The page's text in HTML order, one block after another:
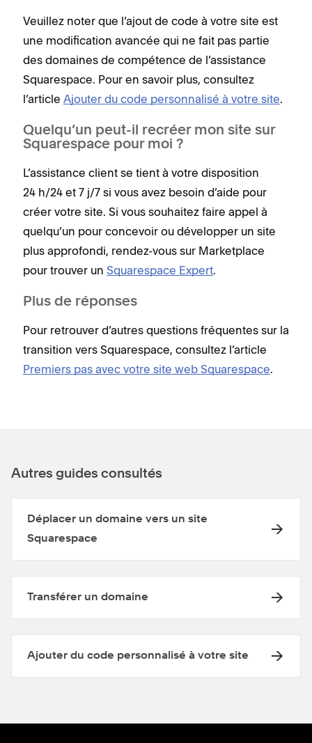
Veuillez noter que l’ajout de code à votre site est
une modification avancée qui ne fait pas partie
des domaines de compétence de l’assistance
Squarespace. Pour en savoir plus, consultez
l’article Ajouter du code personnalisé à votre site.
Quelqu’un peut-il recréer mon site sur
Squarespace pour moi ?
L’assistance client se tient à votre disposition
24 h/24 et 7 j/7 si vous avez besoin d’aide pour
créer votre site. Si vous souhaitez faire appel à
quelqu’un pour concevoir ou développer un site
plus approfondi, rendez-vous sur Marketplace
pour trouver un Squarespace Expert.
Plus de réponses
Pour retrouver d’autres questions fréquentes sur la
transition vers Squarespace, consultez l’article
Premiers pas avec votre site web Squarespace.
Autres guides consultés
Déplacer un domaine vers un site
Squarespace
Transférer un domaine
Ajouter du code personnalisé à votre site